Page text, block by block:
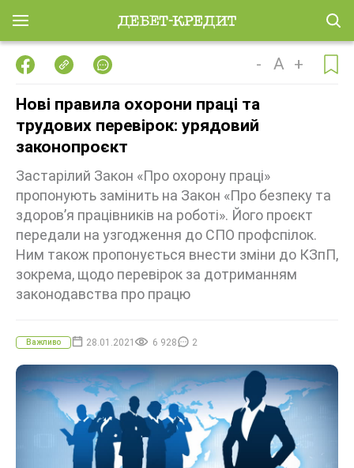
- A +
Нові правила охорони праці та
трудових перевірок: урядовий
законопроєкт
Застарілий Закон «Про охорону праці»
пропонують замінить на Закон «Про безпеку та
здоров’я працівників на роботі». Його проєкт
передали на узгодження до СПО профспілок.
Ним також пропонується внести зміни до КЗпП,
зокрема, щодо перевірок за дотриманням
законодавства про працю
Важливо 28.01.2021 6 928 2